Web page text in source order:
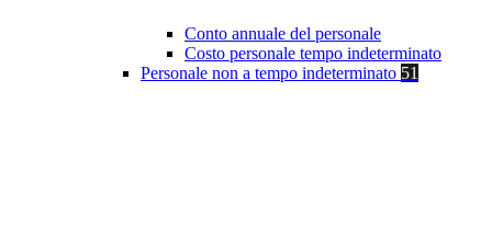
Conto annuale del personale
Costo personale tempo indeterminato
Personale non a tempo indeterminato 51